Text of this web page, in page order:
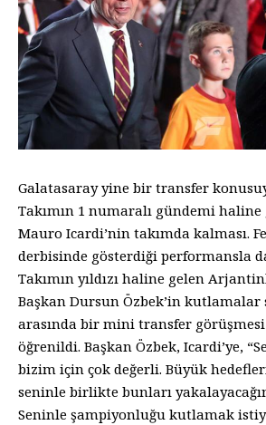
Galatasaray yine bir transfer
Takımın 1 numaralı gündemi
Mauro Icardi’nin takımda kalması.
derbisinde gösterdiği performansla
Takımın yıldızı haline gelen
Başkan Dursun Özbek’in kutlamalar
arasında bir mini transfer görüşmesi
öğrenildi. Başkan Özbek, Icardi’ye,
bizim için çok değerli. Büyük
seninle birlikte bunları
Seninle şampiyonluğu kutlamak